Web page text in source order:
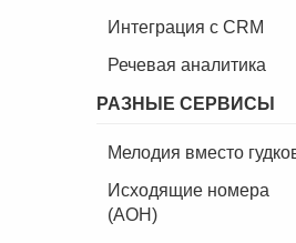
Интеграция с CRM
Речевая аналитика
РАЗНЫЕ СЕРВИСЫ
Мелодия вместо
Исходящие номера
(АОН)